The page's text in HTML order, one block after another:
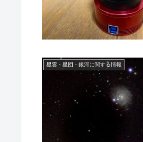
星雲・星団・銀河に関する情報